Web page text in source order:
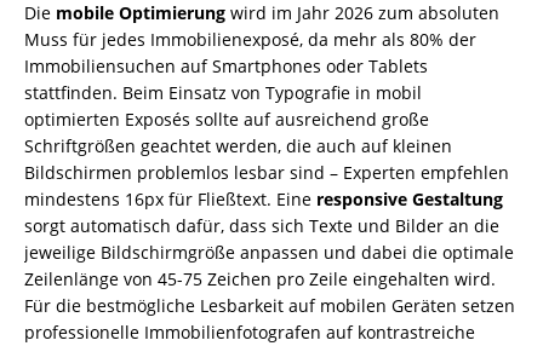
Die mobile Optimierung wird im Jahr 2026 zum absoluten
Muss für jedes Immobilienexposé, da mehr als 80% der
Immobiliensuchen auf Smartphones oder Tablets
stattfinden. Beim Einsatz von Typografie in mobil
optimierten Exposés sollte auf ausreichend große
Schriftgrößen geachtet werden, die auch auf kleinen
Bildschirmen problemlos lesbar sind – Experten empfehlen
mindestens 16px für Fließtext. Eine responsive Gestaltung
sorgt automatisch dafür, dass sich Texte und Bilder an die
jeweilige Bildschirmgröße anpassen und dabei die optimale
Zeilenlänge von 45-75 Zeichen pro Zeile eingehalten wird.
Für die bestmögliche Lesbarkeit auf mobilen Geräten setzen
professionelle Immobilienfotografen auf kontrastreiche